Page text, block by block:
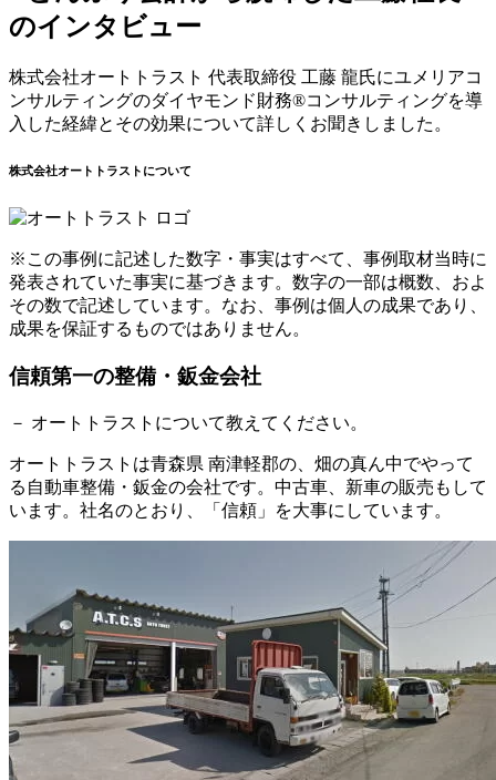
株式会社オートトラスト 代表取締役 工藤 龍氏にユメリアコ
ンサルティングのダイヤモンド財務®コンサルティングを導
入した経緯とその効果について詳しくお聞きしました。
株式会社オートトラストについて
※この事例に記述した数字・事実はすべて、事例取材当時に
発表されていた事実に基づきます。数字の一部は概数、およ
その数で記述しています。なお、事例は個人の成果であり、
成果を保証するものではありません。
信頼第一の整備・鈑金会社
－ オートトラストについて教えてください。
オートトラストは青森県 南津軽郡の、畑の真ん中でやって
る自動車整備・鈑金の会社です。中古車、新車の販売もして
います。社名のとおり、「信頼」を大事にしています。